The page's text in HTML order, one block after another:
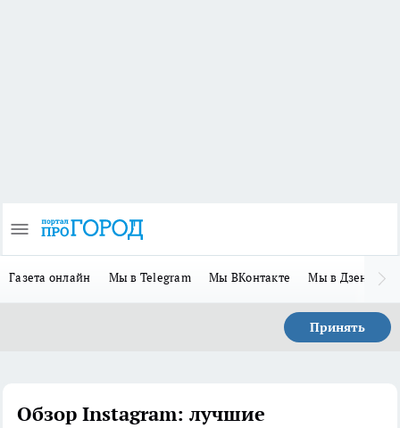
Газета онлайн Мы в Telegram Мы ВКонтакте Мы в Дзене
Принять
Обзор Instagram: лучшие